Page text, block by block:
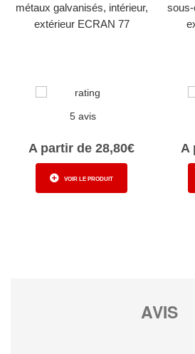
métaux galvanisés, intérieur,
extérieur ECRAN 77
5 avis
A partir de 28,80€
VOIR LE PRODUIT
sous-
A
AVIS